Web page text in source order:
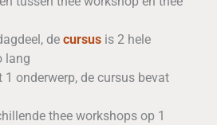
de cursus is 2 hele
lang
1 onderwerp, de cursus bevat
thee workshops op 1